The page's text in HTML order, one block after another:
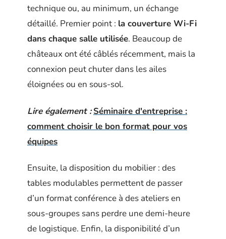
technique ou, au minimum, un échange
détaillé. Premier point : la couverture Wi-Fi
dans chaque salle utilisée. Beaucoup de
châteaux ont été câblés récemment, mais la
connexion peut chuter dans les ailes
éloignées ou en sous-sol.
Lire également : Séminaire d'entreprise :
comment choisir le bon format pour vos
équipes
Ensuite, la disposition du mobilier : des
tables modulables permettent de passer
d’un format conférence à des ateliers en
sous-groupes sans perdre une demi-heure
de logistique. Enfin, la disponibilité d’un